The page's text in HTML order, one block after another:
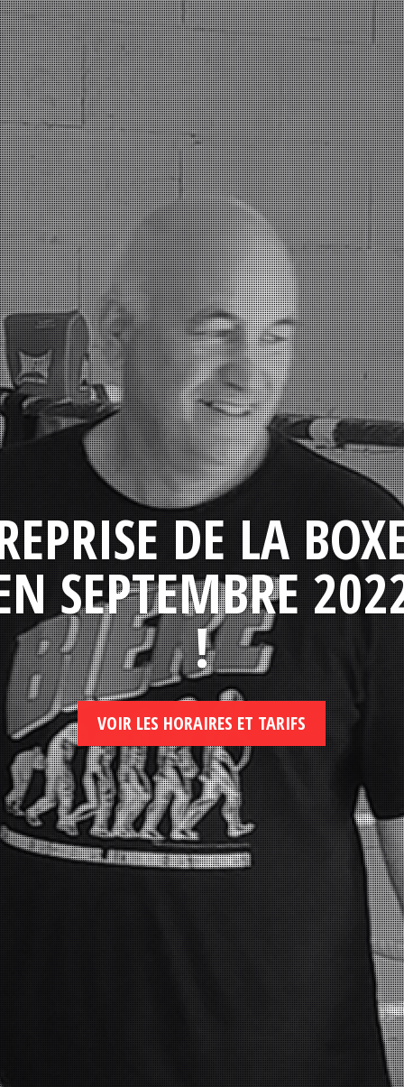
DE LA
SEPTEMBRE
!
VOIR LES HORAIRES ET TARIFS